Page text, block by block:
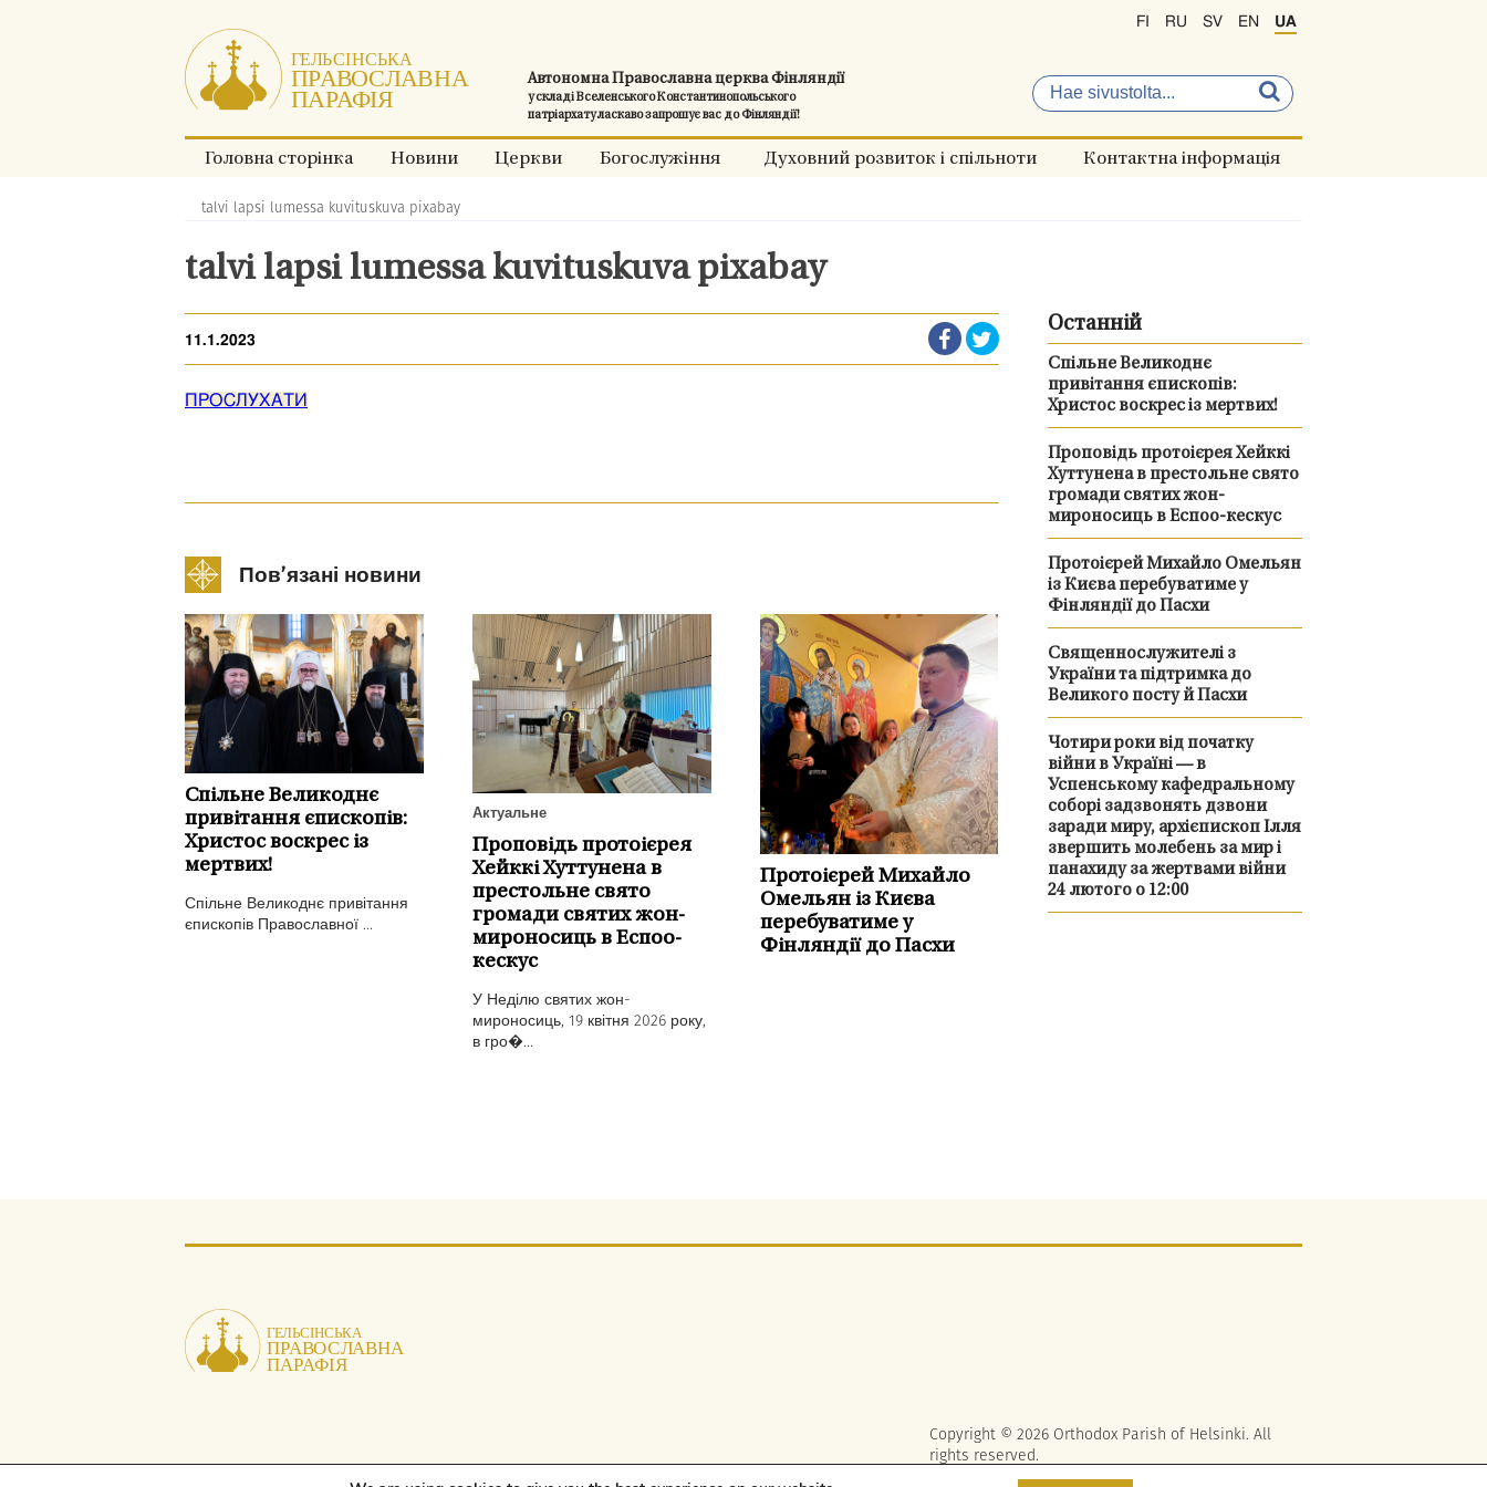
до
змісту.
Автономна Православна церква Фінляндії
у складі Вселенського Константинопольського
патріархату ласкаво запрошує вас до Фінляндії!
FI RU SV EN UA
Головна сторінка Новини Церкви Богослужіння Духовний розвиток і спільноти Контактна інформація
Хлібні
talvi lapsi lumessa kuvituskuva pixabay
talvi lapsi lumessa kuvituskuva pixabay
11.1.2023
ПРОСЛУХАТИ
Пов’язані новини
Спільне Великоднє
привітання єпископів:
Христос воскрес із
мертвих!
Спільне Великоднє привітання
єпископів Православної ...
Актуальне
Проповідь протоієрея
Хейккі Хуттунена в
престольне свято
громади святих жон-
мироносиць в Еспоо-
кескус
У Неділю святих жон-
мироносиць, 19 квітня 2026 року,
в гро�...
Протоієрей Михайло
Омельян із Києва
перебуватиме у
Фінляндії до Пасхи
Останній
Спільне Великоднє
привітання єпископів:
Христос воскрес із мертвих!
Проповідь протоієрея Хейккі
Хуттунена в престольне свято
громади святих жон-
мироносиць в Еспоо-кескус
Протоієрей Михайло Омельян
із Києва перебуватиме у
Фінляндії до Пасхи
Священнослужителі з
України та підтримка до
Великого посту й Пасхи
Чотири роки від початку
війни в Україні — в
Успенському кафедральному
соборі задзвонять дзвони
заради миру, архієпископ Ілля
звершить молебень за мир і
панахиду за жертвами війни
24 лютого о 12:00
Copyright © 2026 Orthodox Parish of Helsinki. All
rights reserved.